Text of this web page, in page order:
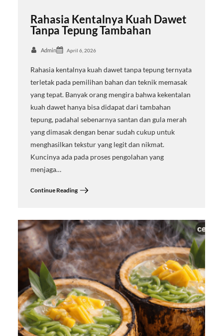
Rahasia Kentalnya Kuah Dawet
Tanpa Tepung Tambahan
Admin April 6, 2026
Rahasia kentalnya kuah dawet tanpa tepung ternyata
terletak pada pemilihan bahan dan teknik memasak
yang tepat. Banyak orang mengira bahwa kekentalan
kuah dawet hanya bisa didapat dari tambahan
tepung, padahal sebenarnya santan dan gula merah
yang dimasak dengan benar sudah cukup untuk
menghasilkan tekstur yang legit dan nikmat.
Kuncinya ada pada proses pengolahan yang
menjaga…
Continue Reading